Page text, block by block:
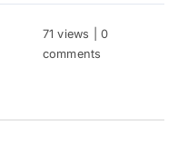
71 views
0
comments